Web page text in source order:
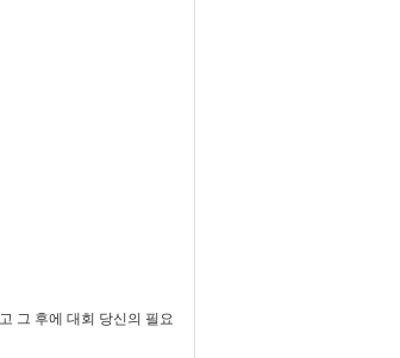
그 후에 대회 당신의 필요